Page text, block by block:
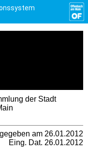
der Stadt
am 26.01.2012
Eing. Dat. 26.01.2012